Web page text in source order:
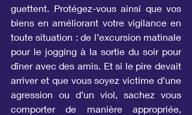
guettent. Protégez-vous ainsi que vos
biens en améliorant votre vigilance en
toute situation : de l’excursion matinale
pour le jogging à la sortie du soir pour
dîner avec des amis. Et si le pire devait
arriver et que vous soyez victime d’une
agression ou d’un viol, sachez vous
comporter de manière appropriée,